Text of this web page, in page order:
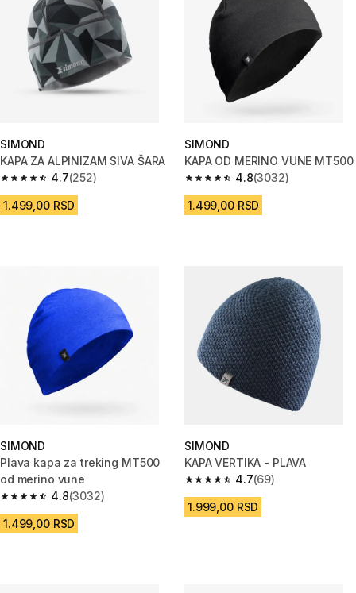
SIMOND
KAPA ZA ALPINIZAM SIVA ŠARA
4.7
4.7 od 5 zvezdica from 252 Recenzije
(252)
1.499,00 RSD
SIMOND
KAPA OD MERINO VUNE MT500
4.8
4.8 od 5 zvezdica from 3032
(3032)
1.499,00 RSD
SIMOND
Plava kapa za treking MT500
od merino vune
4.8
4.8 od 5 zvezdica from 3032 Recenzije
(3032)
1.499,00 RSD
SIMOND
KAPA VERTIKA - PLAVA
4.7
4.7 od 5 zvezdica from 69
(69)
1.999,00 RSD